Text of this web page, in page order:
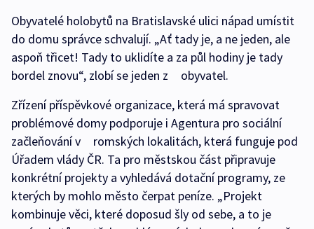
Obyvatelé holobytů na Bratislavské ulici nápad umístit
do domu správce schvalují. „Ať tady je, a ne jeden, ale
aspoň třicet! Tady to uklidíte a za půl hodiny je tady
bordel znovu“, zlobí se jeden z obyvatel.
Zřízení příspěvkové organizace, která má spravovat
problémové domy podporuje i Agentura pro sociální
začleňování v romských lokalitách, která funguje pod
Úřadem vlády ČR. Ta pro městskou část připravuje
konkrétní projekty a vyhledává dotační programy, ze
kterých by mohlo město čerpat peníze. „Projekt
kombinuje věci, které doposud šly od sebe, a to je